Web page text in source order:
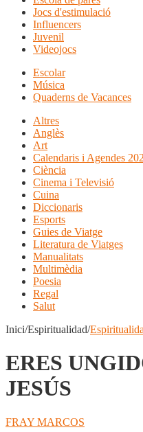
Jocs d'estimulació
Influencers
Juvenil
Videojocs
Escolar
Música
Quaderns de Vacances
Altres
Anglès
Art
Calendaris i Agendes
Ciència
Cinema i Televisió
Cuina
Diccionaris
Esports
Guies de Viatge
Literatura de Viatges
Manualitats
Multimèdia
Poesia
Regal
Salut
Inici/Espiritualidad/
ERES
JESÚS
FRAY MARCOS